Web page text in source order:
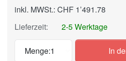
inkl. MWSt.: CHF 1’491.78
Lieferzeit:
2-5 Werktage
Menge:1
Nutenfräse zu
In